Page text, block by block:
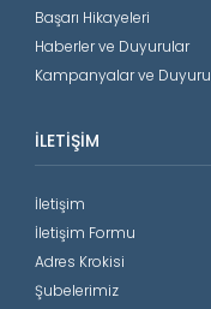
Başarı Hikayeleri
Haberler ve Duyurular
Kampanyalar ve
İLETIŞIM
İletişim
İletişim Formu
Adres Krokisi
Şubelerimiz